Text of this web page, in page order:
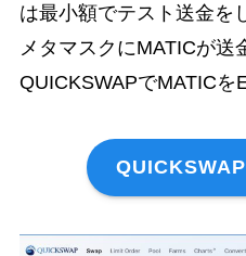
は最小額でテスト送金を
メタマスクにMATICが送
QUICKSWAPでMATICを